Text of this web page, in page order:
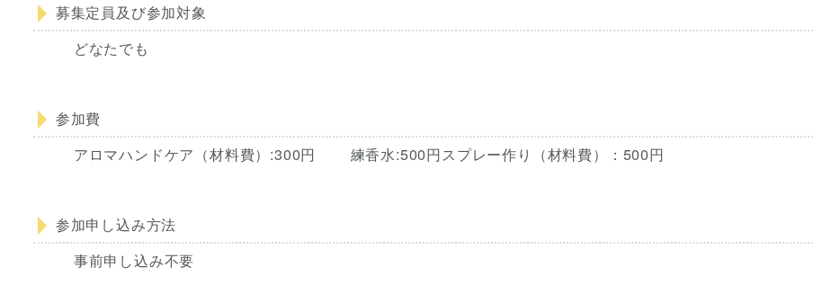
募集定員及び参加対象
どなたでも
参加費
アロマハンドケア（材料費）:300円 練香水:500円スプレー作り（材料費）：500円
参加申し込み方法
事前申し込み不要